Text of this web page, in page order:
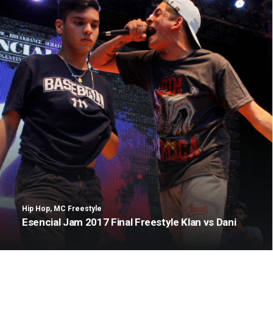
Hip Hop, MC Freestyle
Esencial Jam 2017 Final Freestyle Klan vs Dani